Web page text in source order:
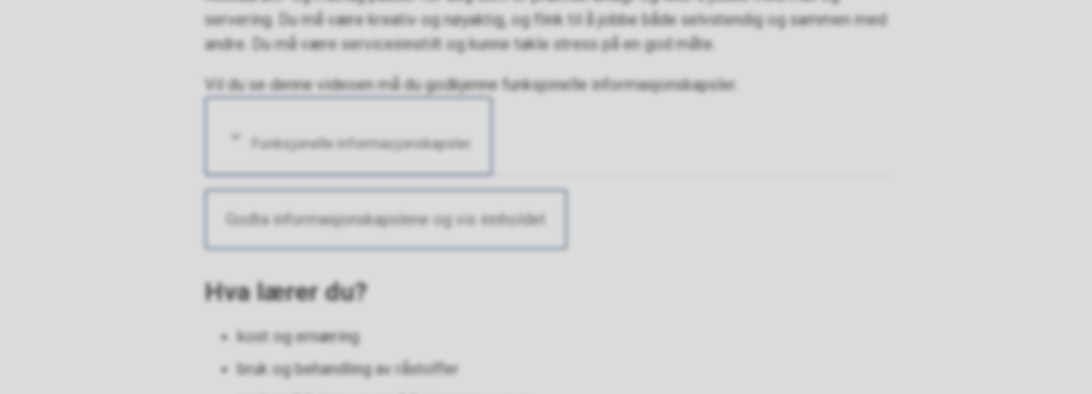
servering. Du må være kreativ og nøyaktig, og flink til å jobbe både selvstendig og sammen med
andre. Du må være serviceinnstilt og kunne takle stress på en god måte.
Vil du se denne videoen må du godkjenne funksjonelle informasjonskapsler.
Funksjonelle informasjonskapsler
Godta informasjonskapslene og vis innholdet
Hva lærer du?
kost og ernæring
bruk og behandling av råstoffer